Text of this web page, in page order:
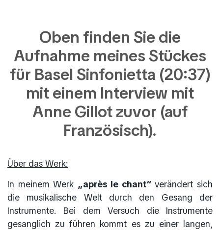
Oben finden Sie die
Aufnahme meines Stückes
für Basel Sinfonietta (20:37)
mit einem Interview mit
Anne Gillot zuvor (auf
Französisch).
Über das Werk:
In meinem Werk „après le chant“verändert sich
die musikalische Welt durch den Gesang der
Instrumente. Bei dem Versuch die Instrumente
gesanglich zu führen kommt es zu einer langen,